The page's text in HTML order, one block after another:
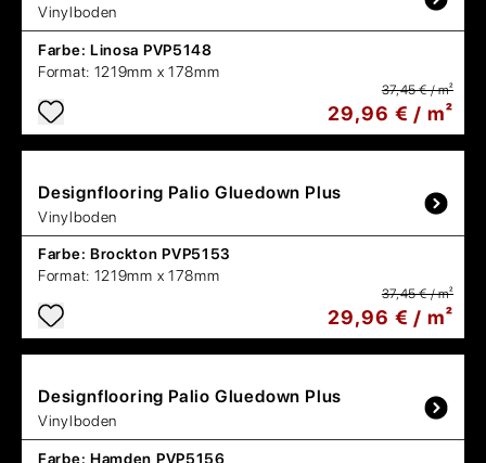
Vinylboden
Farbe: Linosa PVP5148
Format: 1219mm x 178mm
37,45 € / m²
29,96 € / m²
Designflooring Palio Gluedown Plus
Vinylboden
Farbe: Brockton PVP5153
Format: 1219mm x 178mm
37,45 € / m²
29,96 € / m²
Designflooring Palio Gluedown Plus
Vinylboden
Farbe: Hamden PVP5156